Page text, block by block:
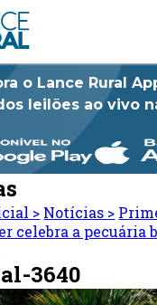
o Lance Rural
leilões ao vivo
> Notícias >
celebra a pecuária
3640